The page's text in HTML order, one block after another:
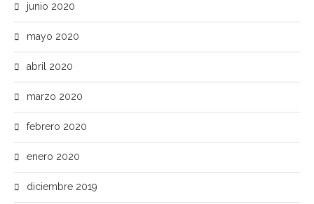
junio 2020
mayo 2020
abril 2020
marzo 2020
febrero 2020
enero 2020
diciembre 2019